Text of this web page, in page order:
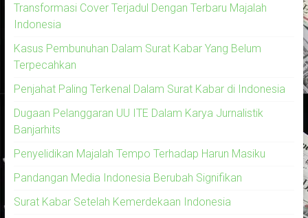
Transformasi Cover Terjadul Dengan Terbaru Majalah
Indonesia
Kasus Pembunuhan Dalam Surat Kabar Yang Belum
Terpecahkan
Penjahat Paling Terkenal Dalam Surat Kabar di Indonesia
Dugaan Pelanggaran UU ITE Dalam Karya Jurnalistik
Banjarhits
Penyelidikan Majalah Tempo Terhadap Harun Masiku
Pandangan Media Indonesia Berubah Signifikan
Surat Kabar Setelah Kemerdekaan Indonesia